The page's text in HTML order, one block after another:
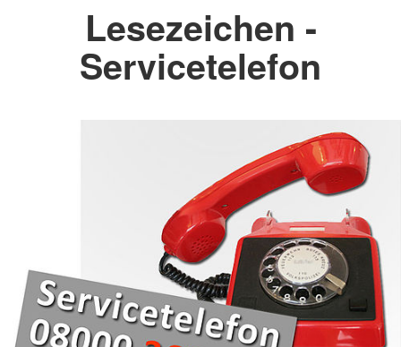
Lesezeichen -
Servicetelefon